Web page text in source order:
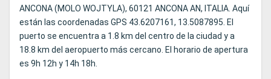
ANCONA (MOLO WOJTYLA), 60121 ANCONA AN, ITALIA. Aquí
están las coordenadas GPS 43.6207161, 13.5087895. El
puerto se encuentra a 1.8 km del centro de la ciudad y a
18.8 km del aeropuerto más cercano. El horario de apertura
es 9h 12h y 14h 18h.